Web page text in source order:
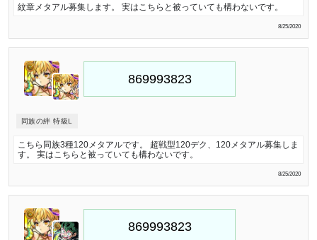
紋章メタアル募集します。 実はこちらと被っていても構わないです。
8/25/2020
同族の絆 特級L
こちら同族3種120メタアルです。 超戦型120デク、120メタアル募集しま
す。 実はこちらと被っていても構わないです。
8/25/2020